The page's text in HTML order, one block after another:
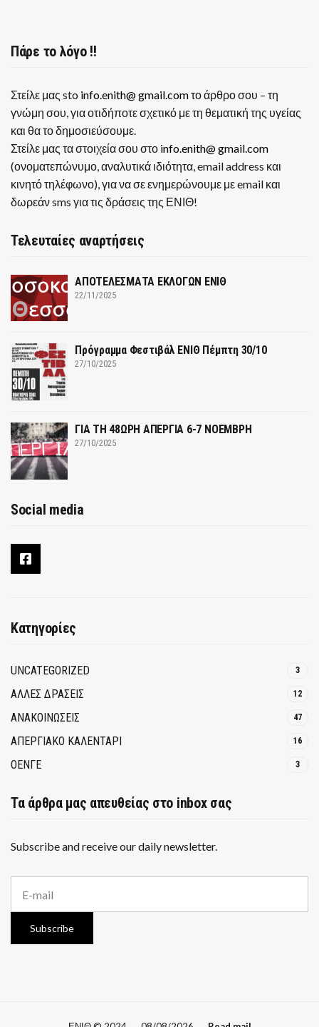
Πάρε το λόγο !!
Στείλε μας sto info.enith@ gmail.comτο άρθρο σου – τη
γνώμη σου, για οτιδήποτε σχετικό με τη θεματική της υγείας
και θα το δημοσιεύσουμε.
Στείλε μας τα στοιχεία σου στο info.enith@ gmail.com
(ονοματεπώνυμο, αναλυτικά ιδιότητα, email address και
κινητό τηλέφωνο), για να σε ενημερώνουμε με email και
δωρεάν sms για τις δράσεις της ΕΝΙΘ!
Τελευταίες αναρτήσεις
ΑΠΟΤΕΛΕΣΜΑΤΑ ΕΚΛΟΓΩΝ ΕΝΙΘ
22/11/2025
Πρόγραμμα Φεστιβάλ ΕΝΙΘ Πέμπτη 30/10
27/10/2025
ΓΙΑ ΤΗ 48ΩΡΗ ΑΠΕΡΓΙΑ 6-7 ΝΟΕΜΒΡΗ
27/10/2025
Social media
Κατηγορίες
UNCATEGORIZED 3
ΑΛΛΕΣ ΔΡΑΣΕΙΣ 12
ΑΝΑΚΟΙΝΩΣΕΙΣ 47
ΑΠΕΡΓΙΑΚΟ ΚΑΛΕΝΤΑΡΙ 16
ΟΕΝΓΕ 3
Τα άρθρα μας απευθείας στο inbox σας
Subscribe and receive our daily newsletter.
a
Subscribe